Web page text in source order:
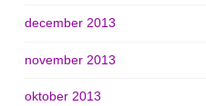
december 2013
november 2013
oktober 2013